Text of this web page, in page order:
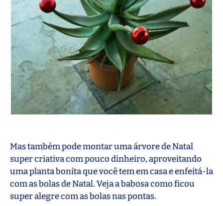
Mas também pode montar uma árvore de Natal
super criativa com pouco dinheiro, aproveitando
uma planta bonita que você tem em casa e enfeitá-la
com as bolas de Natal. Veja a babosa como ficou
super alegre com as bolas nas pontas.